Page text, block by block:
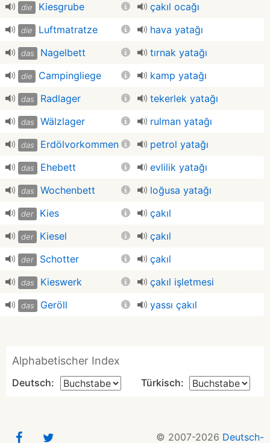
die Kiesgrube çakıl ocağı
die Luftmatratze hava yatağı
das Nagelbett tırnak yatağı
die Campingliege kamp yatağı
das Radlager tekerlek yatağı
das Wälzlager rulman yatağı
das Erdölvorkommen petrol yatağı
das Ehebett evlilik yatağı
das Wochenbett loğusa yatağı
der Kies çakıl
der Kiesel çakıl
der Schotter çakıl
das Kieswerk çakıl işletmesi
das Geröll yassı çakıl
Alphabetischer Index
Deutsch: Türkisch:
© 2007-2026 Deutsch-